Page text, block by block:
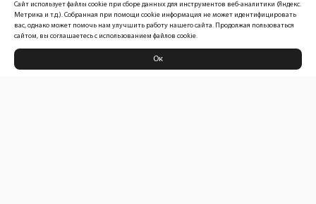
Политика конфиденциальности
Сайт использует файлы cookie при сборе данных для инструментов веб-аналитики (Яндекс.
Метрика и т.д.). Собранная при помощи cookie информация не может идентифицировать
вас, однако может помочь нам улучшить работу нашего сайта. Продолжая пользоваться
сайтом, вы соглашаетесь с использованием файлов cookie.
Ок